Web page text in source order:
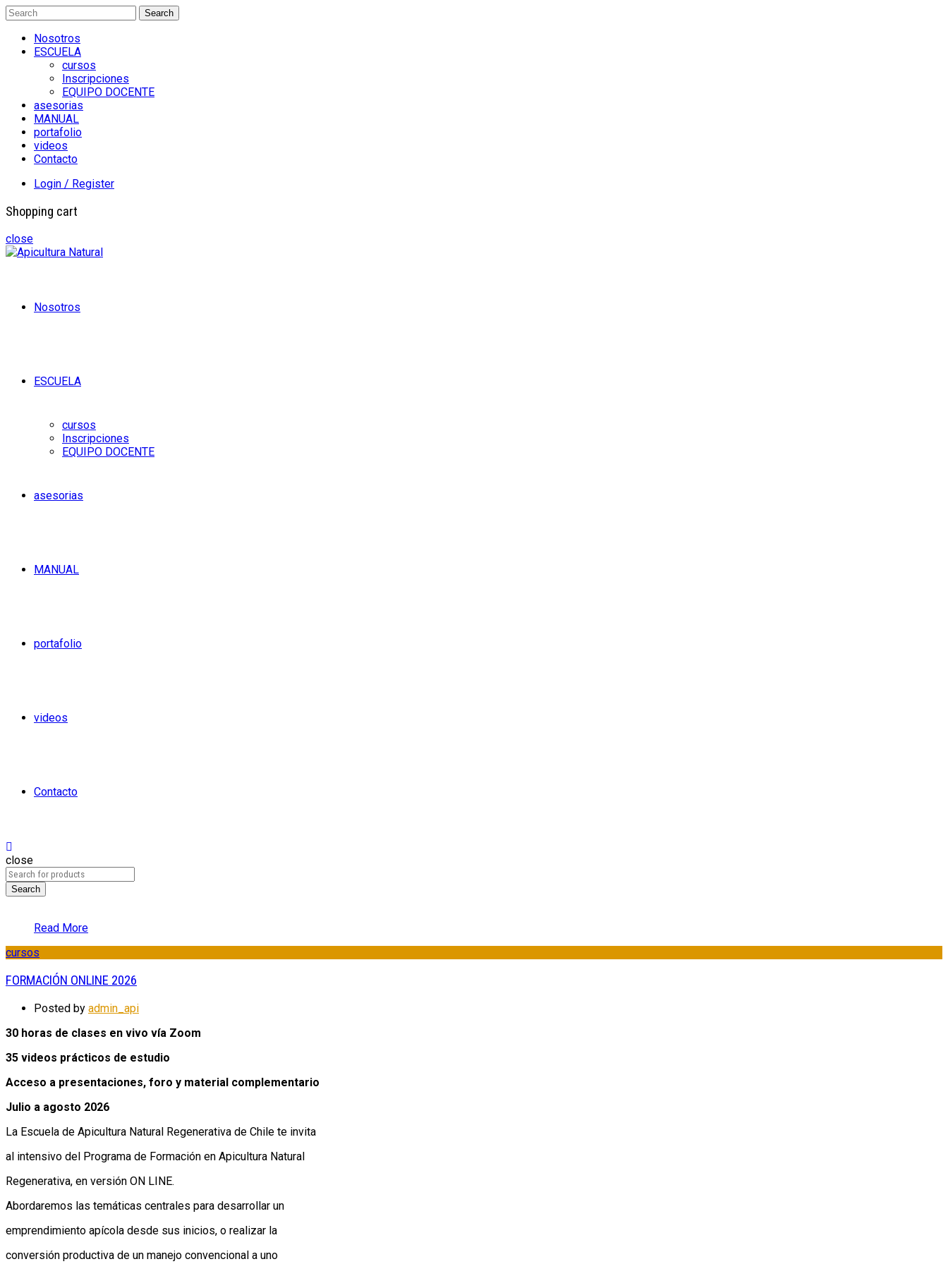
Search
Nosotros
ESCUELA
cursos
Inscripciones
EQUIPO DOCENTE
asesorias
MANUAL
portafolio
videos
Contacto
Login / Register
Shopping cart
close
Nosotros
ESCUELA
cursos
Inscripciones
EQUIPO DOCENTE
asesorias
MANUAL
portafolio
videos
Contacto
close
Search
Read More
cursos
FORMACIÓN ONLINE 2026
Posted by admin_api
30 horas de clases en vivo vía Zoom
35 videos prácticos de estudio
Acceso a presentaciones, foro y material complementario
Julio a agosto 2026
La Escuela de Apicultura Natural Regenerativa de Chile te invita
al intensivo del Programa de Formación en Apicultura Natural
Regenerativa, en versión ON LINE.
Abordaremos las temáticas centrales para desarrollar un
emprendimiento apícola desde sus inicios, o realizar la
conversión productiva de un manejo convencional a uno